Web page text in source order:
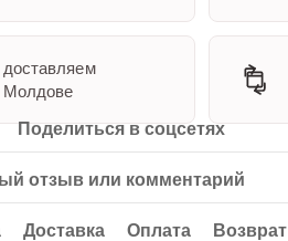
Молдове
Поделиться в соцсетях
отзыв или комментарий
Доставка Оплата Возврат